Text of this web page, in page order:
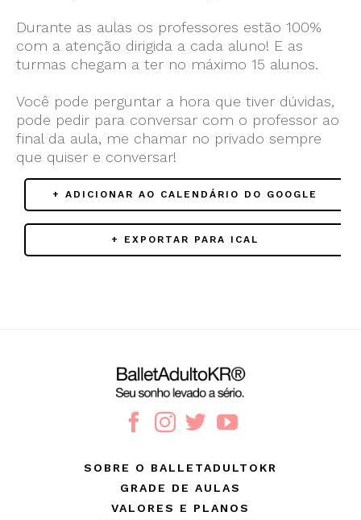
Durante as aulas os professores estão 100%
com a atenção dirigida a cada aluno! E as
turmas chegam a ter no máximo 15 alunos.
Você pode perguntar a hora que tiver dúvidas,
pode pedir para conversar com o professor ao
final da aula, me chamar no privado sempre
que quiser e conversar!
+ ADICIONAR AO CALENDÁRIO DO GOOGLE
+ EXPORTAR PARA ICAL
SOBRE O BALLETADULTOKR
GRADE DE AULAS
VALORES E PLANOS